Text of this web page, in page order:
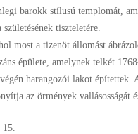
barokk stílusú templomát,
tiszteletére.
most a tizenöt állomást
épülete, amelynek telkét
harangozói lakot építettek.
az örmények vallásosságát
15.